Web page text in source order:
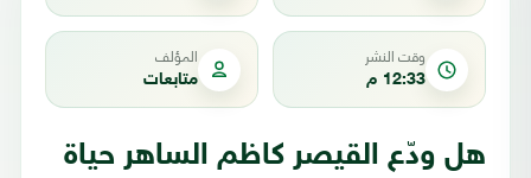
وقت النشر
12:33 م
المؤلف
متابعات
هل ودّع القيصر كاظم الساهر حياة